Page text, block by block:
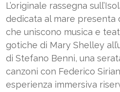
L’originale rassegna
dedicata al mare presenta
che uniscono musica e
gotiche di Mary Shelley
di Stefano Benni, una
canzoni con Federico
esperienza immersiva